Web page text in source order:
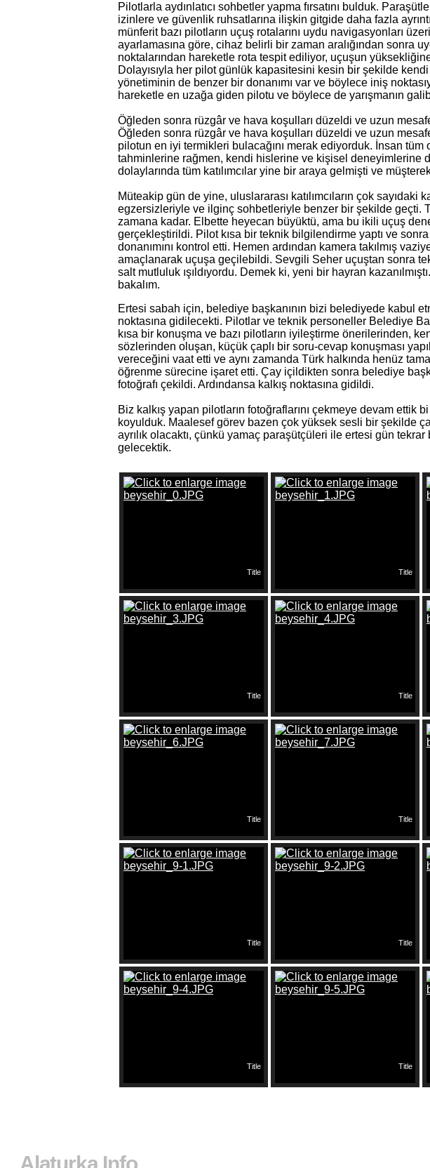
Pilotlarla aydınlatıcı sohbetler yapma fırsatını bulduk.
izinlere ve güvenlik ruhsatlarına ilişkin gitgide daha fazla
münferit bazı pilotların uçuş rotalarını uydu navigasyonları
ayarlamasına göre, cihaz belirli bir zaman aralığından sonra
noktalarından hareketle rota tespit ediliyor, uçuşun
Dolayısıyla her pilot günlük kapasitesini kesin bir şekilde
yönetiminin de benzer bir donanımı var ve böylece iniş
hareketle en uzağa giden pilotu ve böylece de yarışmanın
Öğleden sonra rüzgâr ve hava koşulları düzeldi ve uzun
Öğleden sonra rüzgâr ve hava koşulları düzeldi ve uzun
pilotun en iyi termikleri bulacağını merak ediyorduk. İnsan
tahminlerine rağmen, kendi hislerine ve kişisel deneyimlerine
dolaylarında tüm katılımcılar yine bir araya gelmişti ve
Müteakip gün de yine, uluslararası katılımcıların çok
egzersizleriyle ve ilginç sohbetleriyle benzer bir şekilde geçti.
zamana kadar. Elbette heyecan büyüktü, ama bu ikili uçuş
gerçekleştirildi. Pilot kısa bir teknik bilgilendirme yaptı ve
donanımını kontrol etti. Hemen ardından kamera takılmış
amaçlanarak uçuşa geçilebildi. Sevgili Seher uçuştan sonra
salt mutluluk ışıldıyordu. Demek ki, yeni bir hayran
bakalım.
Ertesi sabah için, belediye başkanının bizi belediyede kabul
noktasına gidilecekti. Pilotlar ve teknik personeller Belediye
kısa bir konuşma ve bazı pilotların iyileştirme önerilerinden,
sözlerinden oluşan, küçük çaplı bir soru-cevap konuşması
vereceğini vaat etti ve aynı zamanda Türk halkında henüz
öğrenme sürecine işaret etti. Çay içildikten sonra belediye
fotoğrafı çekildi. Ardındansa kalkış noktasına gidildi.
Biz kalkış yapan pilotların fotoğraflarını çekmeye devam ettik
koyulduk. Maalesef görev bazen çok yüksek sesli bir şekilde
ayrılık olacaktı, çünkü yamaç paraşütçüleri ile ertesi gün
gelecektik.
Title Title
Title Title
Title Title
Title Title
Title Title